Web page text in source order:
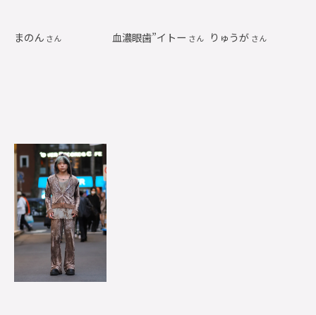
まのん さん 血濃眼歯”イトー さん りゅうが さん